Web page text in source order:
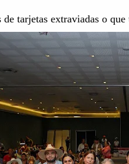
de tarjetas extraviadas o